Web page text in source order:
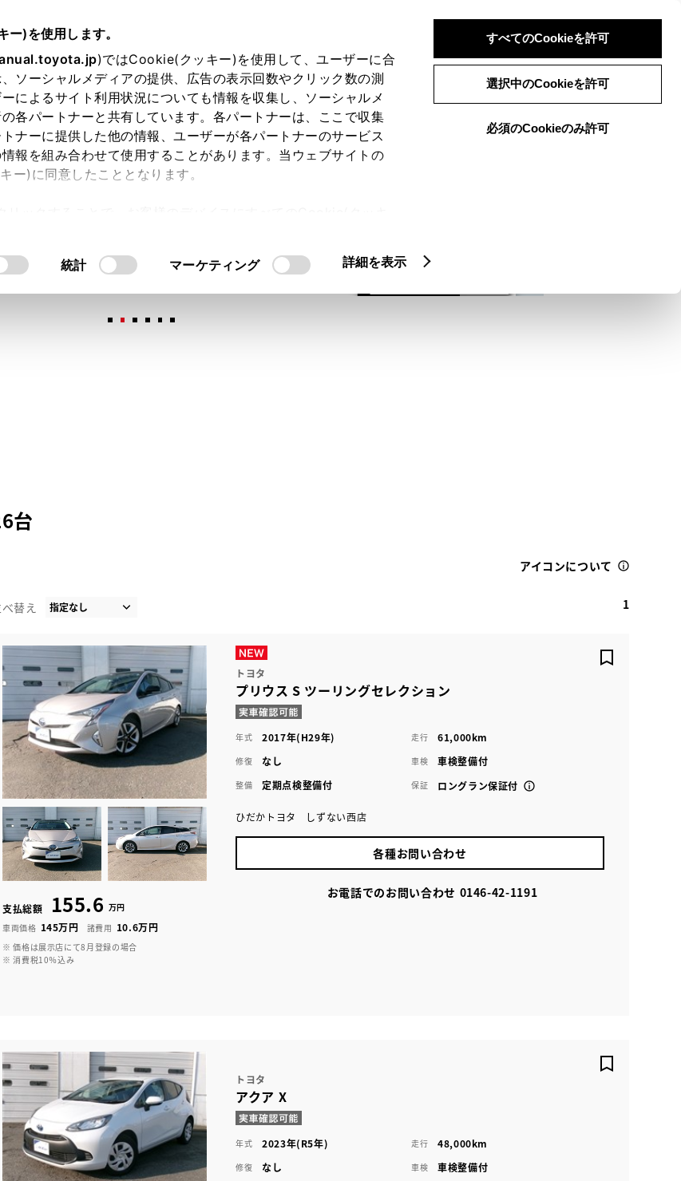
)を使用します。
)ではCookie(クッキー)を使用して、ユーザーに合
ソーシャルメディアの提供、広告の表示回数やクリック数の測
によるサイト利用状況についても情報を収集し、ソーシャルメ
各パートナーと共有しています。各パートナーは、ここで収集
ナーに提供した他の情報、ユーザーが各パートナーのサービス
報を組み合わせて使用することがあります。当ウェブサイトの
ー)に同意したこととなります。
統計 マーケティング 詳細を表示
すべてのCookieを許可
選択中のCookieを許可
必須のCookieのみ許可
ログイン 検索 メニュー
メニュー
ン購入お気に入り 保存した見積り
台
アイコンについて
替え 1
支払総額 155.6 万円
車両価格 145万円 諸費用 10.6万円
※ 価格は展示店にて8月登録の場合
※ 消費税10％込み
トヨタ
プリウス S ツーリングセレクション
年式 2017年(H29年) 走行 61,000km
修復 なし 車検 車検整備付
整備 定期点検整備付 保証 ロングラン保証付
ひだかトヨタ しずない西店
各種お問い合わせ
お電話でのお問い合わせ 0146-42-1191
トヨタ
アクア X
年式 2023年(R5年) 走行 48,000km
修復 なし 車検 車検整備付